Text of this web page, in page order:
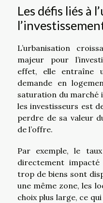
Les défis liés à
L’urbanisation
majeur pour
effet, elle entraîne
demande en
saturation du marché
les investisseurs est
perdre de sa valeur
de l’offre.
Par exemple, le
directement
trop de biens sont
une même zone, les
choix plus large, ce